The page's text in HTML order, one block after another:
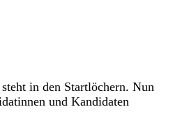
in den Startlöchern. Nun
und Kandidaten